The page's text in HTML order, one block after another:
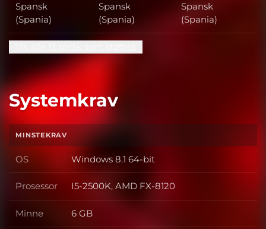
Spansk
(Spania)
Spansk
(Spania)
Spansk
(Spania)
Systemkrav
MINSTEKRAV
OS OS
Windows 8.1 64-bit
Prosessor Prosessor
I5-2500K, AMD FX-8120
Minne Minne
6 GB